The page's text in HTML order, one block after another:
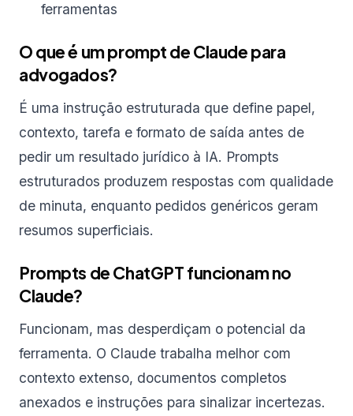
ferramentas
O que é um prompt de Claude para
advogados?
É uma instrução estruturada que define papel,
contexto, tarefa e formato de saída antes de
pedir um resultado jurídico à IA. Prompts
estruturados produzem respostas com qualidade
de minuta, enquanto pedidos genéricos geram
resumos superficiais.
Prompts de ChatGPT funcionam no
Claude?
Funcionam, mas desperdiçam o potencial da
ferramenta. O Claude trabalha melhor com
contexto extenso, documentos completos
anexados e instruções para sinalizar incertezas.